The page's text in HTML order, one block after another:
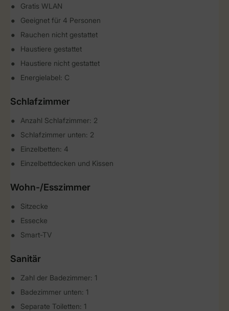
Gratis WLAN
Geeignet für 4 Personen
Rauchen nicht gestattet
Haustiere gestattet
Haustiere nicht gestattet
Energielabel: C
Schlafzimmer
Anzahl Schlafzimmer: 2
Schlafzimmer unten: 2
Einzelbetten: 4
Einzelbettdecken und Kissen
Wohn-/Esszimmer
Sitzecke
Essecke
Smart-TV
Sanitär
Zahl der Badezimmer: 1
Badezimmer unten: 1
Separate Toiletten: 1